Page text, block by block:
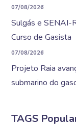
07/08/2026
Sulgás e SENAI-
Curso de Gasista
07/08/2026
Projeto Raia
submarino do
TAGS